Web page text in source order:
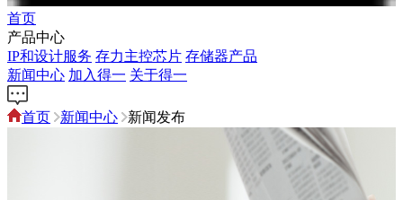
首页
产品中心
IP和设计服务 存力主控芯片 存储器产品
新闻中心 加入得一 关于得一
首页 新闻中心 新闻发布